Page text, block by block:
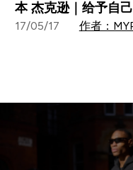
本 杰克逊｜给予自
17/05/17 作者：